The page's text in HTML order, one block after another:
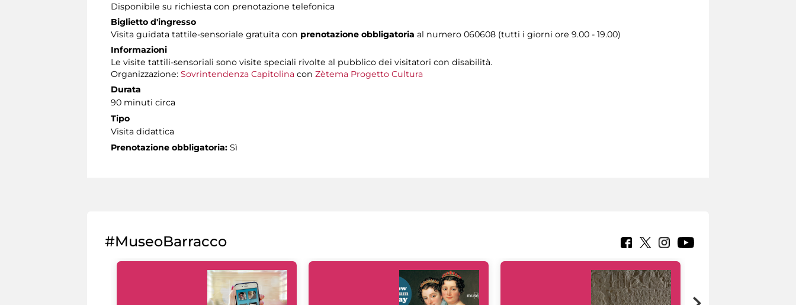
Disponibile su richiesta con prenotazione telefonica
Biglietto d'ingresso
Visita guidata tattile-sensoriale gratuita con prenotazione obbligatoria al numero 060608 (tutti i giorni ore 9.00 - 19.00)
Informazioni
Le visite tattili-sensoriali sono visite speciali rivolte al pubblico dei visitatori con disabilità.
Organizzazione: Sovrintendenza Capitolina con Zètema Progetto Cultura
Durata
90 minuti circa
Tipo
Visita didattica
Prenotazione obbligatoria: Sì
#MuseoBarracco